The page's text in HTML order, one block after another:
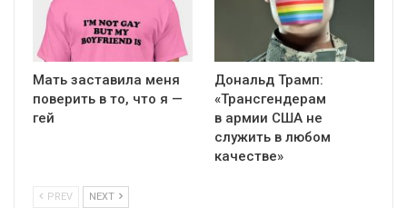
Мать заставила меня
поверить в то, что я —
гей
Дональд Трамп:
«Трансгендерам
в армии США не
служить в любом
качестве»
PREV NEXT